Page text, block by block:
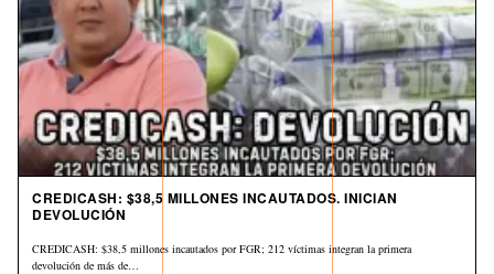
CREDICASH: $38,5 MILLONES INCAUTADOS. INICIAN
DEVOLUCIÓN
CREDICASH: $38,5 millones incautados por FGR; 212 víctimas integran la primera
devolución de más de…